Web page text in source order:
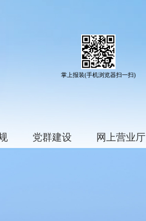
掌上报装(手机浏览器扫一扫)
党群建设 网上营业厅